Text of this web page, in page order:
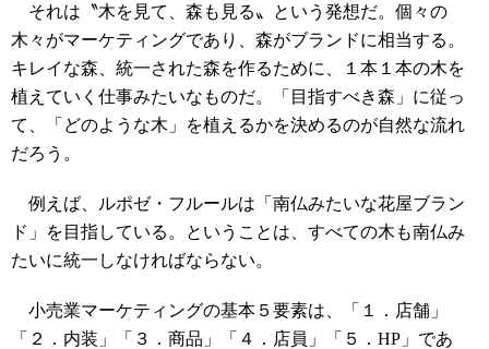
それは〝木を見て、森も見る〟という発想だ。個々の
木々がマーケティングであり、森がブランドに相当する。
キレイな森、統一された森を作るために、１本１本の木を
植えていく仕事みたいなものだ。「目指すべき森」に従っ
て、「どのような木」を植えるかを決めるのが自然な流れ
だろう。
例えば、ルポゼ・フルールは「南仏みたいな花屋ブラン
ド」を目指している。ということは、すべての木も南仏み
たいに統一しなければならない。
小売業マーケティングの基本５要素は、「１．店舗」
「２．内装」「３．商品」「４．店員」「５．HP」であ